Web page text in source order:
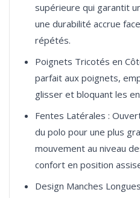
supérieure qui garantit
une durabilité accrue
répétés.
Poignets Tricotés en
parfait aux poignets,
glisser et bloquant les
Fentes Latérales :
du polo pour une plus
mouvement au niveau
confort en position
Design Manches